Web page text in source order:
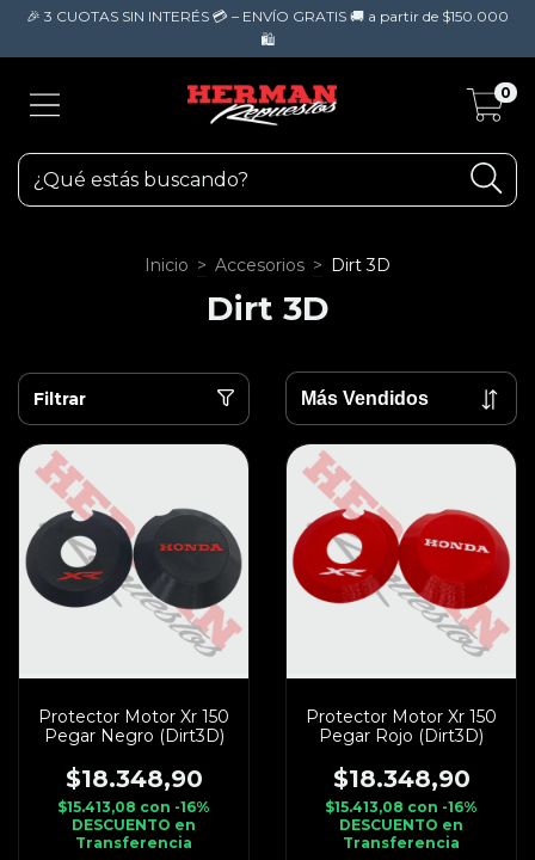
🎉 3 CUOTAS SIN INTERÉS 💳 – ENVÍO GRATIS 🚚 a partir de $150.000
🛍️
0
Inicio > Accesorios > Dirt 3D
Dirt 3D
Filtrar
Protector Motor Xr 150
Pegar Negro (Dirt3D)
$18.348,90
$15.413,08 con -16%
DESCUENTO en
Transferencia
Protector Motor Xr 150
Pegar Rojo (Dirt3D)
$18.348,90
$15.413,08 con -16%
DESCUENTO en
Transferencia